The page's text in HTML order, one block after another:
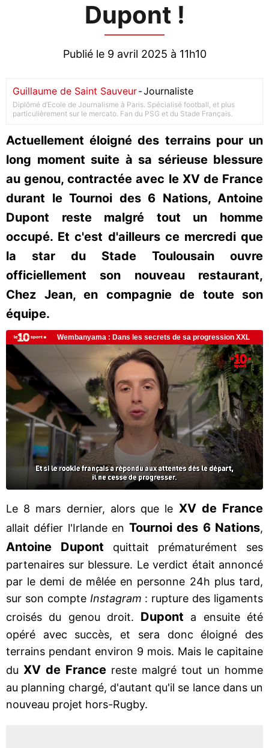
Dupont !
Publié le 9 avril 2025 à 11h10
Guillaume de Saint Sauveur-Journaliste
Diplômé d’Ecole de Journalisme à Paris. Spécialisé football, et plus
particulièrement sur le mercato. Fan du PSG et du Stade Français.
Actuellement éloigné des terrains pour un
long moment suite à sa sérieuse blessure
au genou, contractée avec le XV de France
durant le Tournoi des 6 Nations, Antoine
Dupont reste malgré tout un homme
occupé. Et c'est d'ailleurs ce mercredi que
la star du Stade Toulousain ouvre
officiellement son nouveau restaurant,
Chez Jean, en compagnie de toute son
équipe.
Le 8 mars dernier, alors que le XV de France
allait défier l'Irlande en Tournoi des 6 Nations,
Antoine Dupont
quittait prématurément ses
partenaires sur blessure. Le verdict était annoncé
par le demi de mêlée en personne 24h plus tard,
sur son compte Instagram : rupture des ligaments
croisés du genou droit. Dupont a ensuite été
opéré avec succès, et sera donc éloigné des
terrains pendant environ 9 mois. Mais le capitaine
du XV de France reste malgré tout un homme
au planning chargé, d'autant qu'il se lance dans un
nouveau projet hors-Rugby.